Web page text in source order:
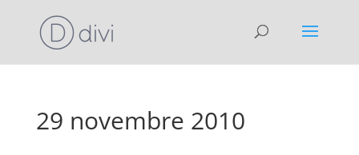
29 novembre 2010